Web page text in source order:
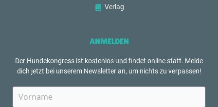
Verlag
ANMELDEN
Der Hundekongress ist kostenlos und findet online statt. Melde
dich jetzt bei unserem Newsletter an, um nichts zu verpassen!